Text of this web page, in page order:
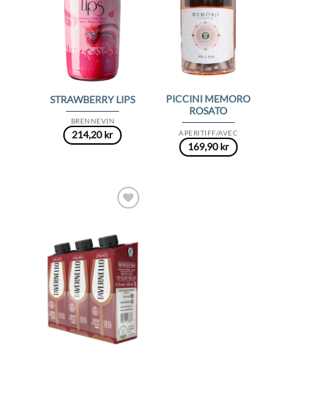
BRENNEVIN
STRAWBERRY LIPS
214,20kr APERITIFF/AVEC
PICCINI MEMORO
ROSATO
169,90kr